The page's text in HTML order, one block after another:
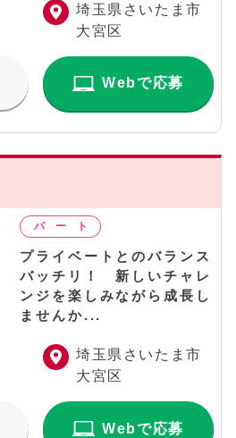
埼玉県さいたま市
大宮区
Webで応募
プライベートとのバランス
バッチリ！ 新しいチャレ
ンジを楽しみながら成長し
ませんか...
埼玉県さいたま市
大宮区
Webで応募